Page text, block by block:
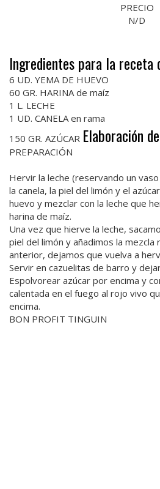
PRECIO
N/D
Ingredientes para la receta
6 UD. YEMA DE HUEVO
60 GR. HARINA de maíz
1 L. LECHE
1 UD. CANELA en rama
150 GR. AZÚCAR Elaboración
PREPARACIÓN
Hervir la leche (reservando un
la canela, la piel del limón y el
huevo y mezclar con la leche que
harina de maíz.
Una vez que hierve la leche,
piel del limón y añadimos la
anterior, dejamos que vuelva a
Servir en cazuelitas de barro y
Espolvorear azúcar por encima y
calentada en el fuego al rojo vivo
encima.
BON PROFIT TINGUIN